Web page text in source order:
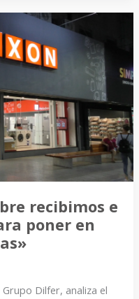
recibimos e
poner en
Dilfer, analiza el